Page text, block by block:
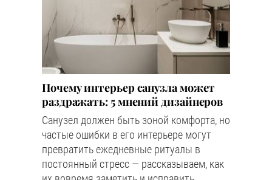
Почему интерьер санузла может
раздражать: 5 мнений дизайнеров
Санузел должен быть зоной комфорта, но
частые ошибки в его интерьере могут
превратить ежедневные ритуалы в
постоянный стресс — рассказываем, как